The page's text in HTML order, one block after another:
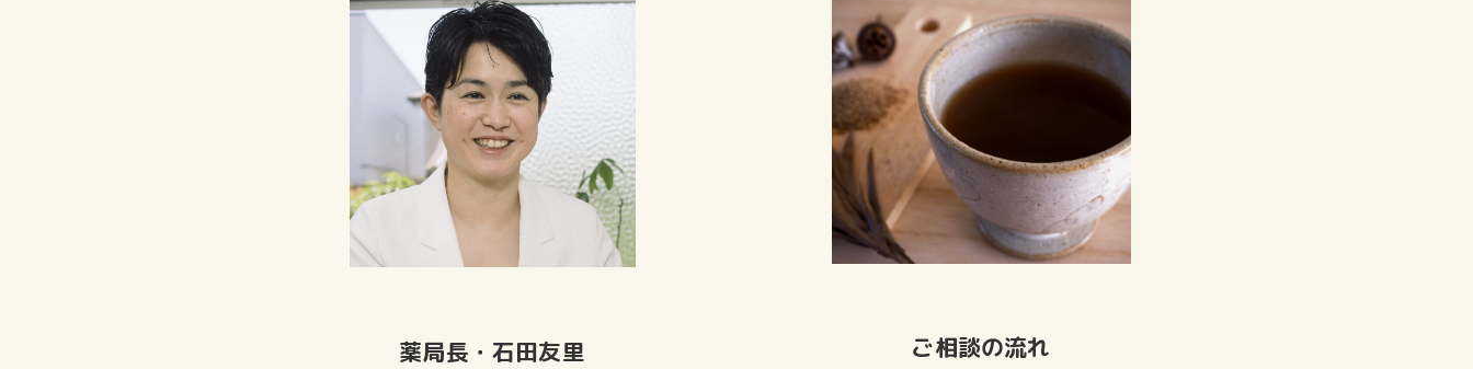
薬局長・石田友里 ご相談の流れ